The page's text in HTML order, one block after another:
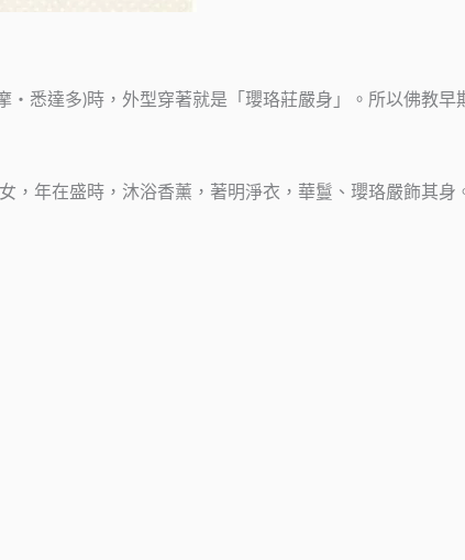
悉達多)時，外型穿著就是「瓔珞莊嚴身」。所以佛教早
，年在盛時，沐浴香薰，著明淨衣，華鬘、瓔珞嚴飾其身